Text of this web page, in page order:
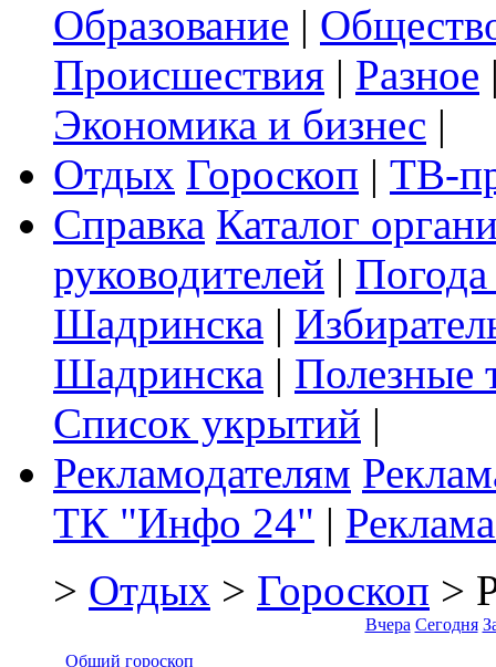
Образование |
Происшествия | Разное
Экономика и бизнес |
Отдых Гороскоп | ТВ-
Справка Каталог
руководителей |
Шадринска |
Шадринска | Полезные
Список укрытий |
Рекламодателям
ТК "Инфо 24" |
> Отдых > Гороскоп >
Вчера Сегодня
Общий гороскоп